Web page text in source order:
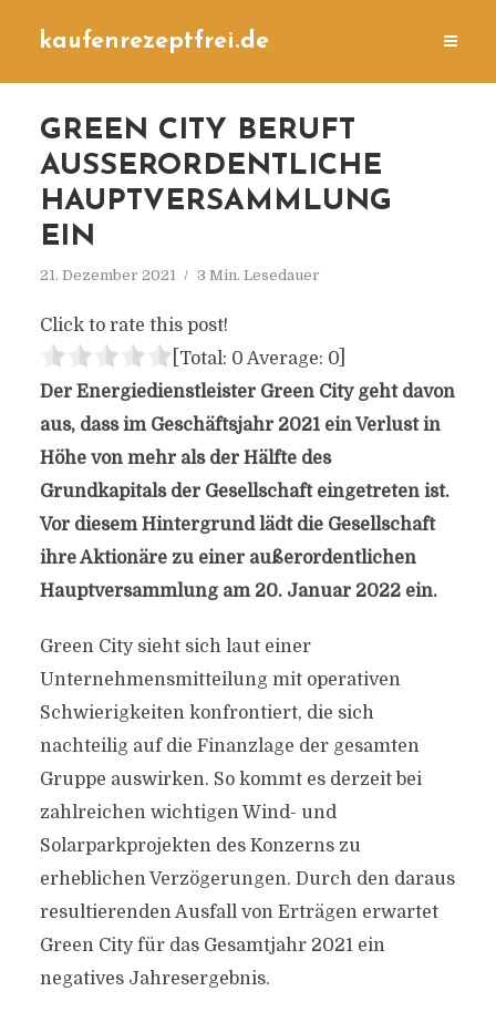
kaufenrezeptfrei.de
GREEN CITY BERUFT
AUSSERORDENTLICHE H
AUPTVERSAMMLUNG E
IN
21. Dezember 2021 3 Min. Lesedauer
Click to rate this post!
[Total: 0 Average: 0]
Der Energiedienstleister Green City geht davon
aus, dass im Geschäftsjahr 2021 ein Verlust in
Höhe von mehr als der Hälfte des
Grundkapitals der Gesellschaft eingetreten ist.
Vor diesem Hintergrund lädt die Gesellschaft
ihre Aktionäre zu einer außerordentlichen
Hauptversammlung am 20. Januar 2022 ein.
Green City sieht sich laut einer
Unternehmensmitteilung mit operativen
Schwierigkeiten konfrontiert, die sich
nachteilig auf die Finanzlage der gesamten
Gruppe auswirken. So kommt es derzeit bei
zahlreichen wichtigen Wind- und
Solarparkprojekten des Konzerns zu
erheblichen Verzögerungen. Durch den daraus
resultierenden Ausfall von Erträgen erwartet
Green City für das Gesamtjahr 2021 ein
negatives Jahresergebnis.